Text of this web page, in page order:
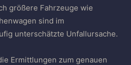
größere Fahrzeuge wie
sind im
unterschätzte Unfallursache.
Ermittlungen zum genauen